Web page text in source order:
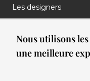
Nous utilisons
une meilleure
Les designers
Nos réalisations
Nos Clients